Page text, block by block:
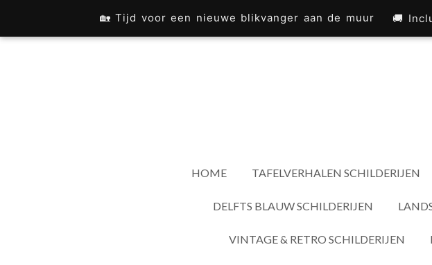
🏡 Tijd voor een nieuwe blikvanger aan de muur 🚚
direct
HOME TAFELVERHALEN SCHILDERIJEN
DELFTS BLAUW SCHILDERIJEN
VINTAGE & RETRO SCHILDERIJEN